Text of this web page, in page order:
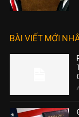
BÀI VIẾT MỚI